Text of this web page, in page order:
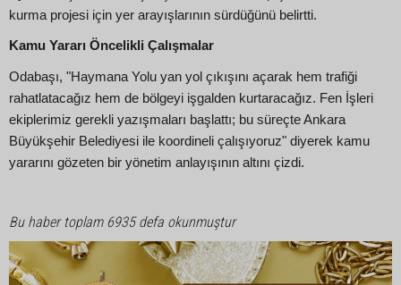
kurma projesi için yer arayışlarının sürdüğünü belirtti.
Kamu Yararı Öncelikli Çalışmalar
Odabaşı, "Haymana Yolu yan yol çıkışını açarak hem trafiği
rahatlatacağız hem de bölgeyi işgalden kurtaracağız. Fen İşleri
ekiplerimiz gerekli yazışmaları başlattı; bu süreçte Ankara
Büyükşehir Belediyesi ile koordineli çalışıyoruz" diyerek kamu
yararını gözeten bir yönetim anlayışının altını çizdi.
Bu haber toplam 6935 defa okunmuştur